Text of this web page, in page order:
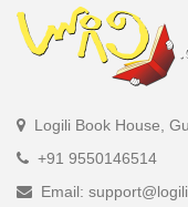
Logili Book House,
+91 9550146514
Email: